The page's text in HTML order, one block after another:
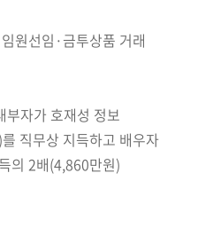
원선임·금투상품 거래
부자가 호재성 정보
를 직무상 지득하고 배우자
의 2배(4,860만원)